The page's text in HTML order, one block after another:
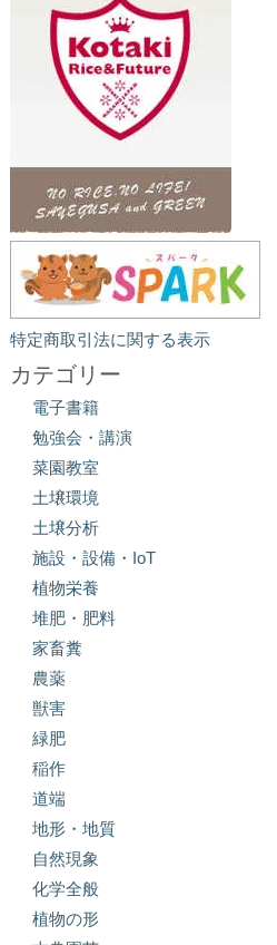
特定商取引法に関する表示
カテゴリー
電子書籍
勉強会・講演
菜園教室
土壌環境
土壌分析
施設・設備・IoT
植物栄養
堆肥・肥料
家畜糞
農薬
獣害
緑肥
稲作
道端
地形・地質
自然現象
化学全般
植物の形